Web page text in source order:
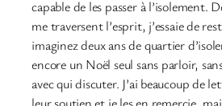
capable de les passer à l’isolement.
me traversent l’esprit, j’essaie de
imaginez deux ans de quartier
encore un Noël seul sans parloir,
avec qui discuter. J’ai beaucoup de